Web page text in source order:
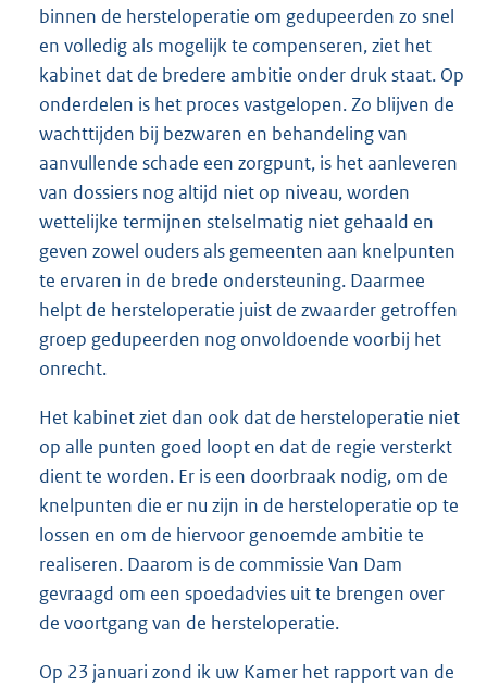
binnen de hersteloperatie om gedupeerden zo snel
en volledig als mogelijk te compenseren, ziet het
kabinet dat de bredere ambitie onder druk staat. Op
onderdelen is het proces vastgelopen. Zo blijven de
wachttijden bij bezwaren en behandeling van
aanvullende schade een zorgpunt, is het aanleveren
van dossiers nog altijd niet op niveau, worden
wettelijke termijnen stelselmatig niet gehaald en
geven zowel ouders als gemeenten aan knelpunten
te ervaren in de brede ondersteuning. Daarmee
helpt de hersteloperatie juist de zwaarder getroffen
groep gedupeerden nog onvoldoende voorbij het
onrecht.
Het kabinet ziet dan ook dat de hersteloperatie niet
op alle punten goed loopt en dat de regie versterkt
dient te worden. Er is een doorbraak nodig, om de
knelpunten die er nu zijn in de hersteloperatie op te
lossen en om de hiervoor genoemde ambitie te
realiseren. Daarom is de commissie Van Dam
gevraagd om een spoedadvies uit te brengen over
de voortgang van de hersteloperatie.
Op 23 januari zond ik uw Kamer het rapport van de